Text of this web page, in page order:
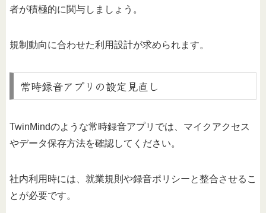
者が積極的に関与しましょう。
規制動向に合わせた利用設計が求められます。
常時録音アプリの設定見直し
TwinMindのような常時録音アプリでは、マイクアクセス
やデータ保存方法を確認してください。
社内利用時には、就業規則や録音ポリシーと整合させるこ
とが必要です。